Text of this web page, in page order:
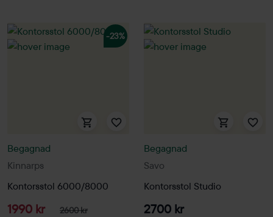
-23%
Kinnarps
Begagnad
Kontorsstol 6000/8000
1990 kr 2600 kr
Savo
Begagnad
Kontorsstol Studio
2700 kr